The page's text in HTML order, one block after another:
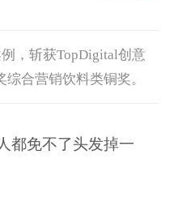
，斩获TopDigital创意
合营销饮料类铜奖。
都免不了头发掉一